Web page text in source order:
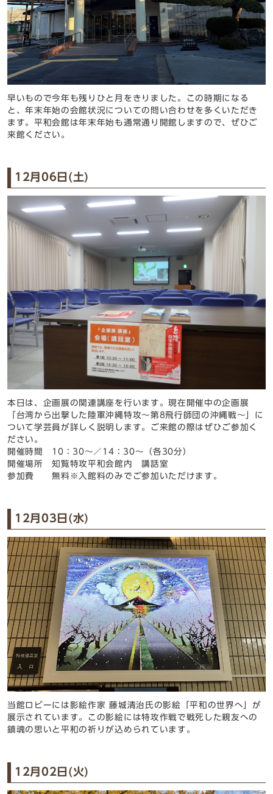
早いもので今年も残りひと月をきりました。この時期になる
と、年末年始の会館状況についての問い合わせを多くいただき
ます。平和会館は年末年始も通常通り開館しますので、ぜひご
来館ください。
12月06日(土)
本日は、企画展の関連講座を行います。現在開催中の企画展
「台湾から出撃した陸軍沖縄特攻～第8飛行師団の沖縄戦～」に
ついて学芸員が詳しく説明します。ご来館の際はぜひご参加く
ださい。
開催時間 10：30～／14：30～（各30分）
開催場所 知覧特攻平和会館内 講話室
参加費 無料※入館料のみでご参加いただけます。
12月03日(水)
当館ロビーには影絵作家 藤城清治氏の影絵「平和の世界へ」が
展示されています。この影絵には特攻作戦で戦死した親友への
鎮魂の思いと平和の祈りが込められています。
12月02日(火)